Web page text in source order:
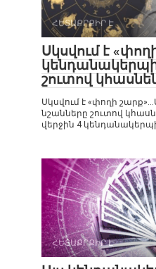
ՀԵՏԱՔՐՔԻՐ Է
Սկսվում է
շուտով
Սկսվում է «փողի
նշանները շուտով
վերջին 4
ՀԵՏԱՔՐՔԻՐ Է